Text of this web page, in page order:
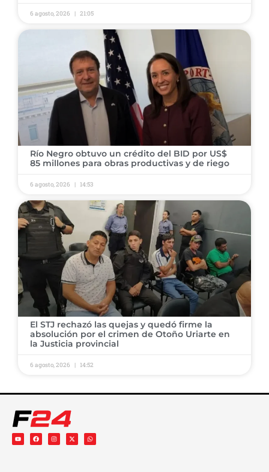
6 agosto, 2026 21:05
​Río Negro obtuvo un crédito del BID por US$
85 millones para obras productivas y de riego
6 agosto, 2026 14:53
​El STJ rechazó las quejas y quedó firme la
absolución por el crimen de Otoño Uriarte en
la Justicia provincial
6 agosto, 2026 14:52